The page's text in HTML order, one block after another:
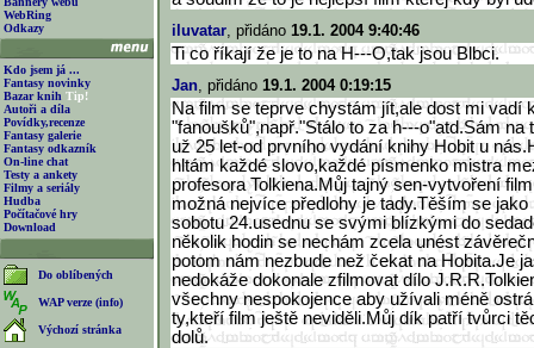
WebRing
Odkazy
Kdo jsem já ...
Fantasy novinky
Bazar knih Tip!
Autoři a díla
Povídky,recenze
Fantasy galerie
Fantasy odkazník
On-line chat
Testy a ankety
Filmy a seriály
Hudba
Počítačové hry
Download
Do oblíbených
WAP verze (info)
Výchozí stránka
iluvatar, přidáno 19.1. 2004 9:40:46
Ti co říkají že je to na H---O,tak jsou Blbci.
Jan, přidáno 19.1. 2004 0:19:15
Na film se teprve chystám jít,ale dost mi vadí
"fanoušků",např."Stálo to za h---o"atd.Sám na
už 25 let-od prvního vydání knihy Hobit u
hltám každé slovo,každé písmenko mistra
profesora Tolkiena.Můj tajný sen-vytvoření
možná nejvíce předlohy je tady.Těším se
sobotu 24.usednu se svými blízkými do
několik hodin se nechám zcela unést
potom nám nezbude než čekat na Hobita.Je
nedokáže dokonale zfilmovat dílo
všechny nespokojence aby užívali méně
ty,kteří film ještě neviděli.Můj dík patří tvůrci
dolů.